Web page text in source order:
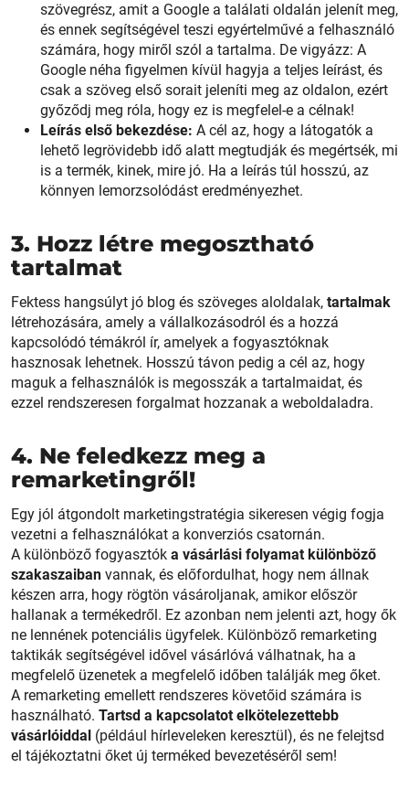
szövegrész, amit a Google a találati oldalán jelenít meg,
és ennek segítségével teszi egyértelművé a felhasználó
számára, hogy miről szól a tartalma. De vigyázz: A
Google néha figyelmen kívül hagyja a teljes leírást, és
csak a szöveg első sorait jeleníti meg az oldalon, ezért
győződj meg róla, hogy ez is megfelel-e a célnak!
Leírás első bekezdése: A cél az, hogy a látogatók a
lehető legrövidebb idő alatt megtudják és megértsék, mi
is a termék, kinek, mire jó. Ha a leírás túl hosszú, az
könnyen lemorzsolódást eredményezhet.
3. Hozz létre megosztható
tartalmat
Fektess hangsúlyt jó blog és szöveges aloldalak, tartalmak
létrehozására, amely a vállalkozásodról és a hozzá
kapcsolódó témákról ír, amelyek a fogyasztóknak
hasznosak lehetnek. Hosszú távon pedig a cél az, hogy
maguk a felhasználók is megosszák a tartalmaidat, és
ezzel rendszeresen forgalmat hozzanak a weboldaladra.
4. Ne feledkezz meg a
remarketingről!
Egy jól átgondolt marketingstratégia sikeresen végig fogja
vezetni a felhasználókat a konverziós csatornán.
A különböző fogyasztók a vásárlási folyamat különböző
szakaszaiban vannak, és előfordulhat, hogy nem állnak
készen arra, hogy rögtön vásároljanak, amikor először
hallanak a termékedről. Ez azonban nem jelenti azt, hogy ők
ne lennének potenciális ügyfelek. Különböző remarketing
taktikák segítségével idővel vásárlóvá válhatnak, ha a
megfelelő üzenetek a megfelelő időben találják meg őket.
A remarketing emellett rendszeres követőid számára is
használható. Tartsd a kapcsolatot elkötelezettebb
vásárlóiddal (például hírleveleken keresztül), és ne felejtsd
el tájékoztatni őket új terméked bevezetéséről sem!